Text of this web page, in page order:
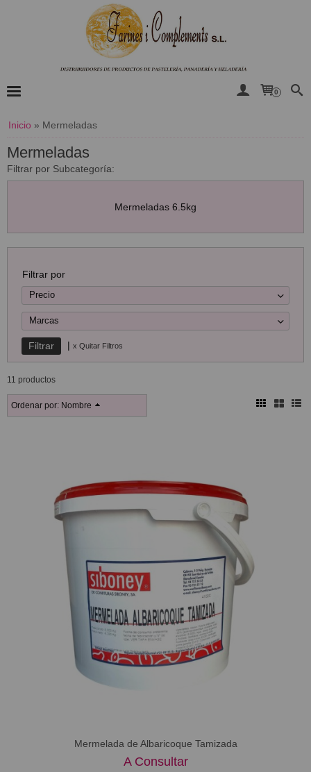
0
Inicio » Mermeladas
Mermeladas
Filtrar por Subcategoría:
Mermeladas 6.5kg
Filtrar por
Precio
Marcas
| x Quitar Filtros
11 productos
Ordenar por: Nombre
Mermelada de Albaricoque Tamizada
A Consultar